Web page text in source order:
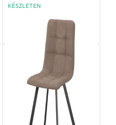
KÉSZLETEN